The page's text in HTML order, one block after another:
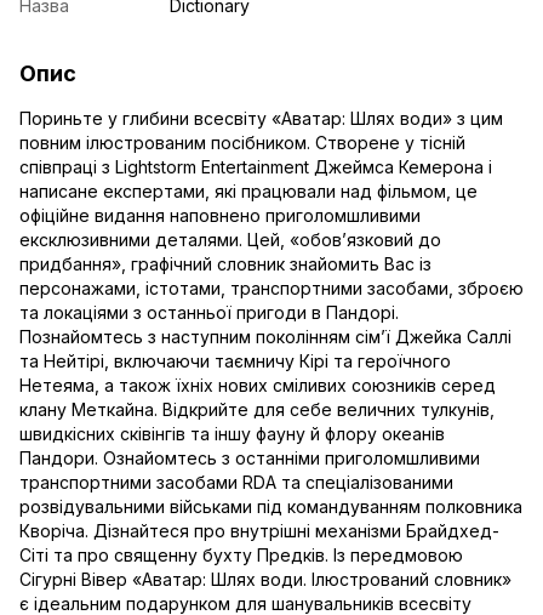
Назва Dictionary
Опис
Пориньте у глибини всесвіту «Аватар: Шлях води» з цим
повним ілюстрованим посібником. Створене у тісній
співпраці з Lightstorm Entertainment Джеймса Кемерона і
написане експертами, які працювали над фільмом, це
офіційне видання наповнено приголомшливими
ексклюзивними деталями. Цей, «обов’язковий до
придбання», графічний словник знайомить Вас із
персонажами, істотами, транспортними засобами, зброєю
та локаціями з останньої пригоди в Пандорі.
Познайомтесь з наступним поколінням сім’ї Джейка Саллі
та Нейтірі, включаючи таємничу Кірі та героїчного
Нетеяма, а також їхніх нових сміливих союзників серед
клану Меткайна. Відкрийте для себе величних тулкунів,
швидкісних сківінгів та іншу фауну й флору океанів
Пандори. Ознайомтесь з останніми приголомшливими
транспортними засобами RDA та спеціалізованими
розвідувальними військами під командуванням полковника
Кворіча. Дізнайтеся про внутрішні механізми Брайдхед-
Сіті та про священну бухту Предків. Із передмовою
Сігурні Вівер «Аватар: Шлях води. Ілюстрований словник»
є ідеальним подарунком для шанувальників всесвіту